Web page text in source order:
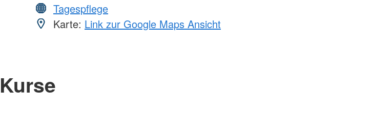
Tagespflege
Karte: Link zur Google Maps Ansicht
Kurse